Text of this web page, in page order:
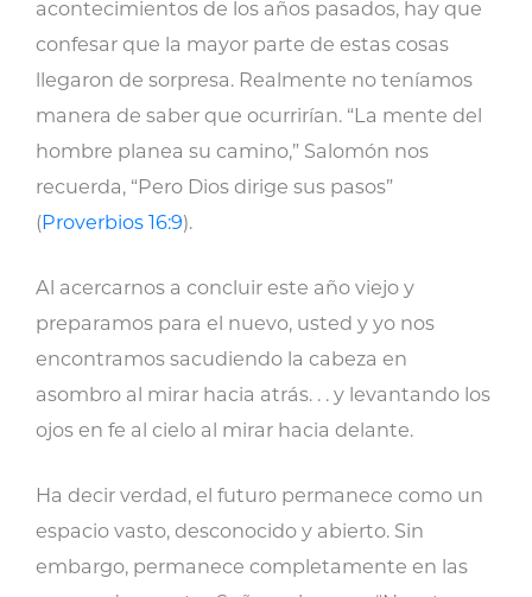
acontecimientos de los años pasados, hay que
confesar que la mayor parte de estas cosas
llegaron de sorpresa. Realmente no teníamos
manera de saber que ocurrirían. “La mente del
hombre planea su camino,” Salomón nos
recuerda, “Pero Dios dirige sus pasos”
(Proverbios 16:9).
Al acercarnos a concluir este año viejo y
preparamos para el nuevo, usted y yo nos
encontramos sacudiendo la cabeza en
asombro al mirar hacia atrás. . . y levantando los
ojos en fe al cielo al mirar hacia delante.
Ha decir verdad, el futuro permanece como un
espacio vasto, desconocido y abierto. Sin
embargo, permanece completamente en las